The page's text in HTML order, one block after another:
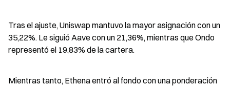
Tras el ajuste, Uniswap mantuvo la mayor asignación con un
35,22%. Le siguió Aave con un 21,36%, mientras que Ondo
representó el 19,83% de la cartera.
Mientras tanto, Ethena entró al fondo con una ponderación